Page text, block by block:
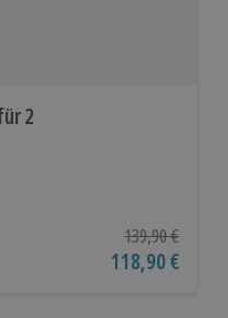
2
auf 262 Bewertungen
Ursprünglicher
139,90 €
Aktueller Preis
118,90 €